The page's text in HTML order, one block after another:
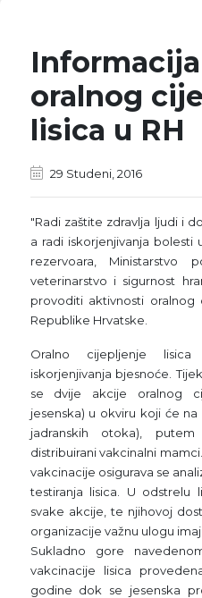
oralnog
lisica u RH
29 Studeni, 2016
"Radi zaštite zdravlja ljudi i
a radi iskorjenjivanja bolesti
rezervoara, Ministarstvo
veterinarstvo i sigurnost
provoditi aktivnosti oralnog
Republike Hrvatske.
Oralno cijepljenje
iskorjenjivanja bjesnoće.
se dvije akcije oralnog
jesenska) u okviru koji će
jadranskih otoka),
distribuirani vakcinalni
vakcinacije osigurava se
testiranja lisica. U odstrelu
svake akcije, te njihovoj
organizacije važnu ulogu
Sukladno gore
vakcinacije lisica
godine dok se jesenska